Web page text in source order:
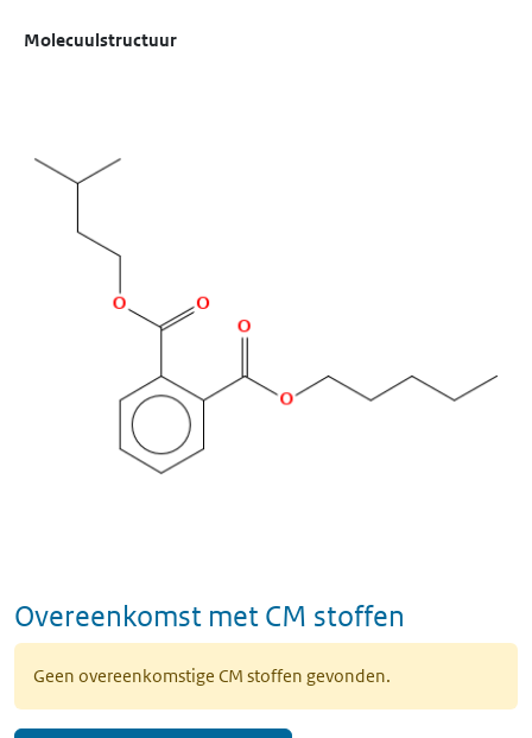
Molecuulstructuur
Overeenkomst met CM stoffen
Geen overeenkomstige CM stoffen gevonden.